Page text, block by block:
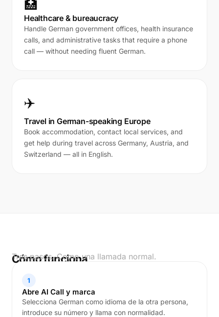
🏥
Healthcare & bureaucracy
Handle German government offices, health insurance
calls, and administrative tasks that require a phone
call — without needing fluent German.
✈️
Travel in German-speaking Europe
Book accommodation, contact local services, and
get help during travel across Germany, Austria, and
Switzerland — all in English.
Cómo funciona
Tres pasos. Como una llamada normal.
1
Abre AI Call y marca
Selecciona German como idioma de la otra persona,
introduce su número y llama con normalidad.